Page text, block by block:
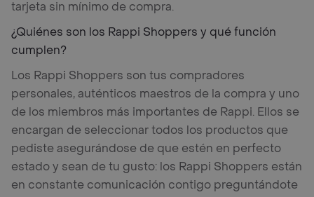
tarjeta sin mínimo de compra.
¿Quiénes son los Rappi Shoppers y qué función
cumplen?
Los Rappi Shoppers son tus compradores
personales, auténticos maestros de la compra y uno
de los miembros más importantes de Rappi. Ellos se
encargan de seleccionar todos los productos que
pediste asegurándose de que estén en perfecto
estado y sean de tu gusto: los Rappi Shoppers están
en constante comunicación contigo preguntándote